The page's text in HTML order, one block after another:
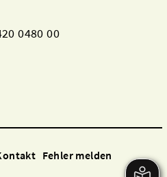
0480 00
Fehler melden